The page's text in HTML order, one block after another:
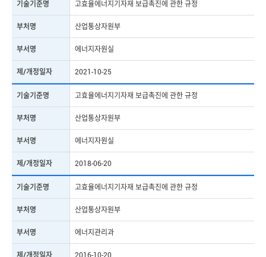
표준번호 KS C IEC60335-2-80
표준명
가정용 및 이와 유사한 전기기기의 안전성 — 제2-80부: 전기
팬의 개별 요구사항
제/개정일자 2023-04-05
표준번호 KS C IEC60335-2-80
표준명
가정용 및 이와 유사한 전기기기의 안전성 — 제2-80부: 전기
팬의 개별 요구사항
제/개정일자 2023-04-05
표준번호 KS C IEC60335-2-80
표준명
가정용 및 이와 유사한 전기기기의 안전성 — 제2-80부: 전기
팬의 개별 요구사항
기술기준명 고효율에너지기자재 보급촉진에 관한 규정
부처명 산업통상자원부
부서명 에너지자원실
제/개정일자 2021-10-25
기술기준명 고효율에너지기자재 보급촉진에 관한 규정
부처명 산업통상자원부
부서명 에너지자원실
제/개정일자 2018-06-20
기술기준명 고효율에너지기자재 보급촉진에 관한 규정
부처명 산업통상자원부
부서명 에너지관리과
제/개정일자 2016-10-20